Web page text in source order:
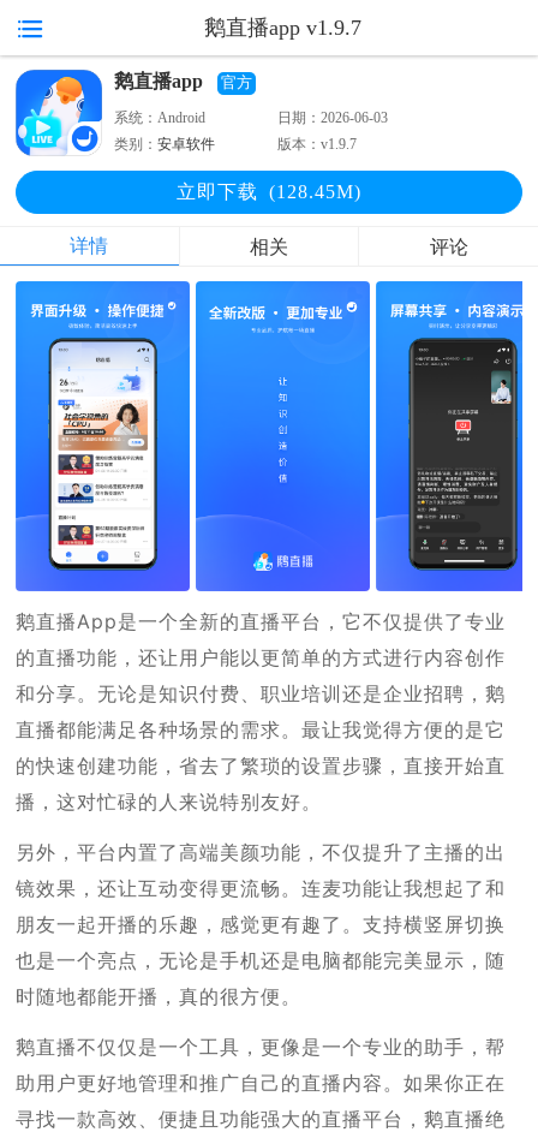
鹅直播app v1.9.7
鹅直播app 官方
系统：Android 日期：2026-06-03
类别：安卓软件 版本：v1.9.7
立即下载 (128.45M)
详情 相关 评论
鹅直播App是一个全新的直播平台，它不仅提供了专业
的直播功能，还让用户能以更简单的方式进行内容创作
和分享。无论是知识付费、职业培训还是企业招聘，鹅
直播都能满足各种场景的需求。最让我觉得方便的是它
的快速创建功能，省去了繁琐的设置步骤，直接开始直
播，这对忙碌的人来说特别友好。
另外，平台内置了高端美颜功能，不仅提升了主播的出
镜效果，还让互动变得更流畅。连麦功能让我想起了和
朋友一起开播的乐趣，感觉更有趣了。支持横竖屏切换
也是一个亮点，无论是手机还是电脑都能完美显示，随
时随地都能开播，真的很方便。
鹅直播不仅仅是一个工具，更像是一个专业的助手，帮
助用户更好地管理和推广自己的直播内容。如果你正在
寻找一款高效、便捷且功能强大的直播平台，鹅直播绝